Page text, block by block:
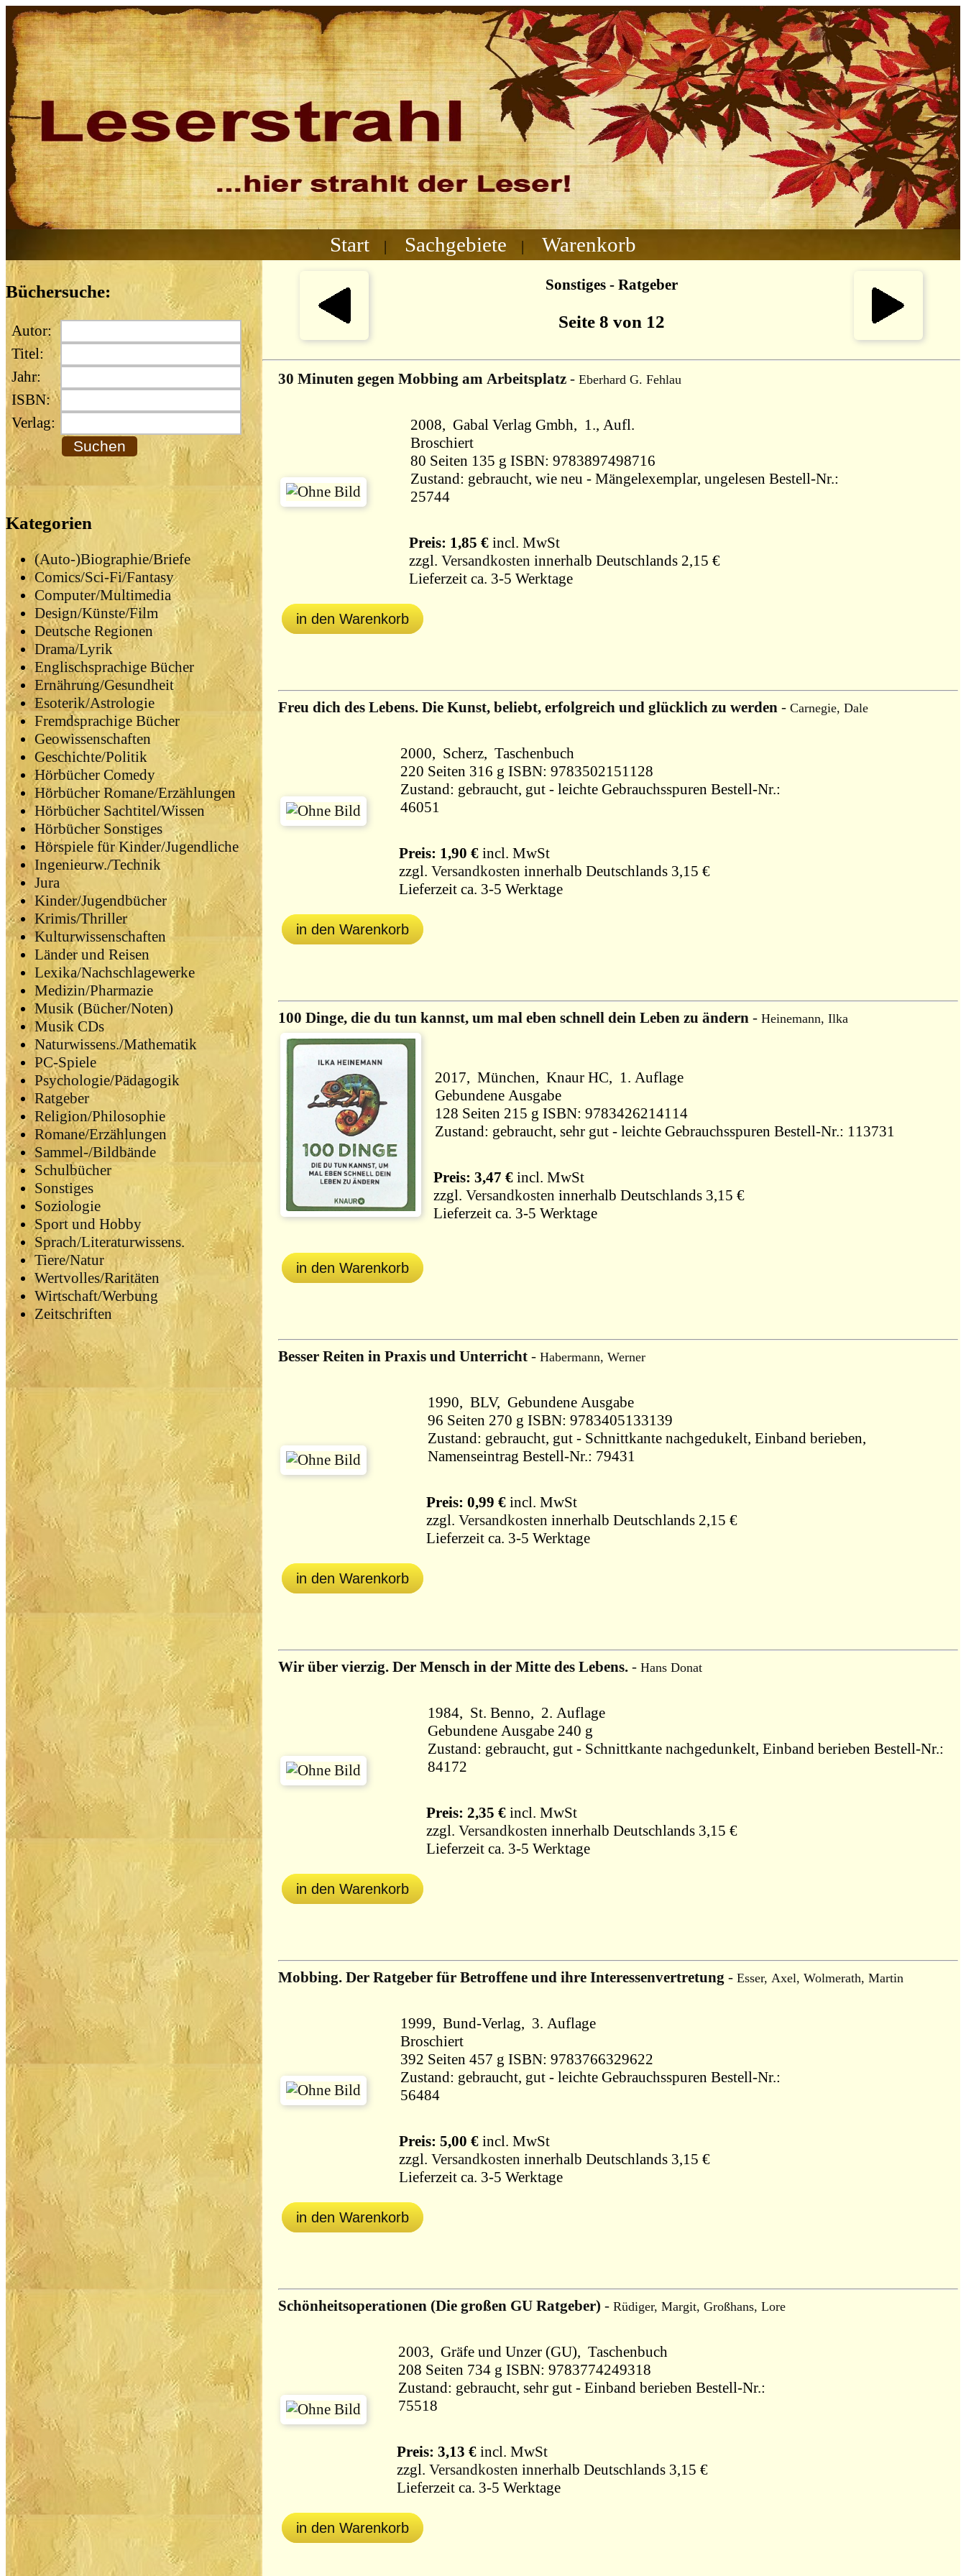
Start | Sachgebiete | Warenkorb
Büchersuche:
Autor:
Titel:
Jahr:
ISBN:
Verlag:
Kategorien
(Auto-)Biographie/Briefe
Comics/Sci-Fi/Fantasy
Computer/Multimedia
Design/Künste/Film
Deutsche Regionen
Drama/Lyrik
Englischsprachige Bücher
Ernährung/Gesundheit
Esoterik/Astrologie
Fremdsprachige Bücher
Geowissenschaften
Geschichte/Politik
Hörbücher Comedy
Hörbücher Romane/Erzählungen
Hörbücher Sachtitel/Wissen
Hörbücher Sonstiges
Hörspiele für Kinder/Jugendliche
Ingenieurw./Technik
Jura
Kinder/Jugendbücher
Krimis/Thriller
Kulturwissenschaften
Länder und Reisen
Lexika/Nachschlagewerke
Medizin/Pharmazie
Musik (Bücher/Noten)
Musik CDs
Naturwissens./Mathematik
PC-Spiele
Psychologie/Pädagogik
Ratgeber
Religion/Philosophie
Romane/Erzählungen
Sammel-/Bildbände
Schulbücher
Sonstiges
Soziologie
Sport und Hobby
Sprach/Literaturwissens.
Tiere/Natur
Wertvolles/Raritäten
Wirtschaft/Werbung
Zeitschriften
Sonstiges - Ratgeber
Seite 8 von 12
30 Minuten gegen Mobbing am Arbeitsplatz - Eberhard G. Fehlau
2008, Gabal Verlag Gmbh, 1., Aufl.
Broschiert
80 Seiten 135 g ISBN: 9783897498716
Zustand: gebraucht, wie neu - Mängelexemplar, ungelesen Bestell-Nr.:
25744
Preis: 1,85 € incl. MwSt
zzgl. Versandkosten innerhalb Deutschlands 2,15 €
Lieferzeit ca. 3-5 Werktage
in den Warenkorb
Freu dich des Lebens. Die Kunst, beliebt, erfolgreich und glücklich zu werden - Carnegie, Dale
2000, Scherz, Taschenbuch
220 Seiten 316 g ISBN: 9783502151128
Zustand: gebraucht, gut - leichte Gebrauchsspuren Bestell-Nr.:
46051
Preis: 1,90 € incl. MwSt
zzgl. Versandkosten innerhalb Deutschlands 3,15 €
Lieferzeit ca. 3-5 Werktage
in den Warenkorb
100 Dinge, die du tun kannst, um mal eben schnell dein Leben zu ändern - Heinemann, Ilka
2017, München, Knaur HC, 1. Auflage
Gebundene Ausgabe
128 Seiten 215 g ISBN: 9783426214114
Zustand: gebraucht, sehr gut - leichte Gebrauchsspuren Bestell-Nr.: 113731
Preis: 3,47 € incl. MwSt
zzgl. Versandkosten innerhalb Deutschlands 3,15 €
Lieferzeit ca. 3-5 Werktage
in den Warenkorb
Besser Reiten in Praxis und Unterricht - Habermann, Werner
1990, BLV, Gebundene Ausgabe
96 Seiten 270 g ISBN: 9783405133139
Zustand: gebraucht, gut - Schnittkante nachgedukelt, Einband berieben,
Namenseintrag Bestell-Nr.: 79431
Preis: 0,99 € incl. MwSt
zzgl. Versandkosten innerhalb Deutschlands 2,15 €
Lieferzeit ca. 3-5 Werktage
in den Warenkorb
Wir über vierzig. Der Mensch in der Mitte des Lebens. - Hans Donat
1984, St. Benno, 2. Auflage
Gebundene Ausgabe 240 g
Zustand: gebraucht, gut - Schnittkante nachgedunkelt, Einband berieben Bestell-Nr.:
84172
Preis: 2,35 € incl. MwSt
zzgl. Versandkosten innerhalb Deutschlands 3,15 €
Lieferzeit ca. 3-5 Werktage
in den Warenkorb
Mobbing. Der Ratgeber für Betroffene und ihre Interessenvertretung - Esser, Axel, Wolmerath, Martin
1999, Bund-Verlag, 3. Auflage
Broschiert
392 Seiten 457 g ISBN: 9783766329622
Zustand: gebraucht, gut - leichte Gebrauchsspuren Bestell-Nr.:
56484
Preis: 5,00 € incl. MwSt
zzgl. Versandkosten innerhalb Deutschlands 3,15 €
Lieferzeit ca. 3-5 Werktage
in den Warenkorb
Schönheitsoperationen (Die großen GU Ratgeber) - Rüdiger, Margit, Großhans, Lore
2003, Gräfe und Unzer (GU), Taschenbuch
208 Seiten 734 g ISBN: 9783774249318
Zustand: gebraucht, sehr gut - Einband berieben Bestell-Nr.:
75518
Preis: 3,13 € incl. MwSt
zzgl. Versandkosten innerhalb Deutschlands 3,15 €
Lieferzeit ca. 3-5 Werktage
in den Warenkorb